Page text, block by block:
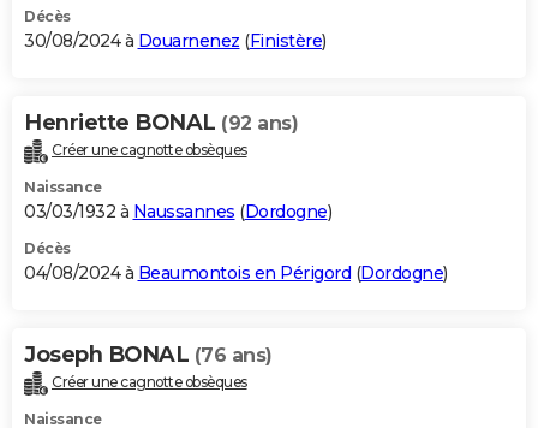
Décès
30/08/2024 à Douarnenez (Finistère)
Henriette BONAL (92 ans)
Créer une cagnotte obsèques
Naissance
03/03/1932 à Naussannes (Dordogne)
Décès
04/08/2024 à Beaumontois en Périgord (Dordogne)
Joseph BONAL (76 ans)
Créer une cagnotte obsèques
Naissance